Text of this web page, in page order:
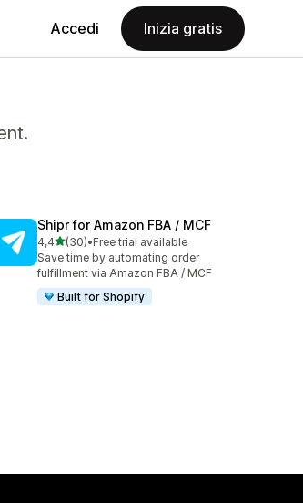
Accedi Inizia gratis
Shipr for Amazon FBA / MCF
4,4stelle su 5
(30)
30 recensioni totali
•Free trial available
Save time by automating order
fulfillment via Amazon FBA / MCF
Built for Shopify